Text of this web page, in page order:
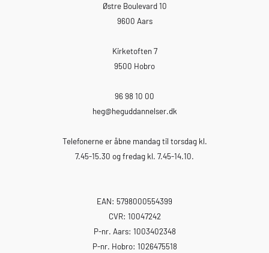
Østre Boulevard 10
9600 Aars
Kirketoften 7
9500 Hobro
96 98 10 00
heg@heguddannelser.dk
Telefonerne er åbne mandag til torsdag kl.
7.45-15.30 og fredag kl. 7.45-14.10.
EAN: 5798000554399
CVR: 10047242
P-nr. Aars: 1003402348
P-nr. Hobro: 1026475518